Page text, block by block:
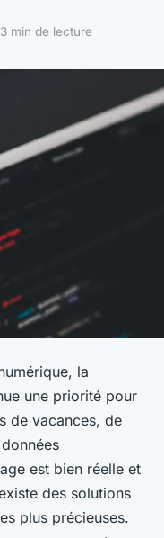
3 min de lecture
la
une priorité pour
de vacances, de
est bien réelle et
des solutions
plus précieuses.